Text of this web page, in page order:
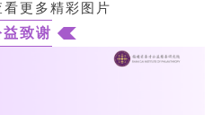
看更多精彩图片
益致谢